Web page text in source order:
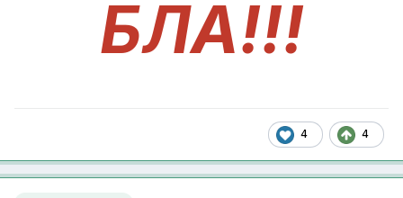
БЛА!!!
4 4